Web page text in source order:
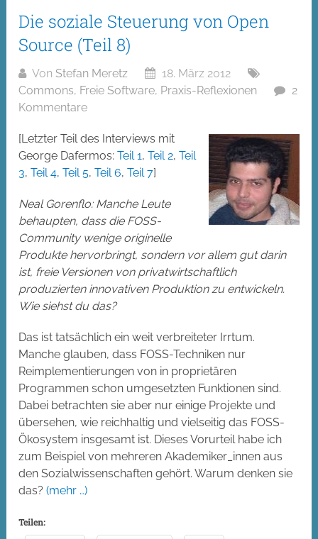
Die soziale Steuerung von Open
Source (Teil 8)
Von Stefan Meretz
18. März 2012
Commons, Freie Software, Praxis-Reflexionen
2
Kommentare
[Letzter Teil des Interviews mit
George Dafermos:Teil 1,Teil 2,Teil
3,Teil 4,Teil 5,Teil 6,Teil 7]
Neal Gorenflo: Manche Leute
behaupten, dass die FOSS-
Community wenige originelle
Produkte hervorbringt, sondern vor allem gut darin
ist, freie Versionen von privatwirtschaftlich
produzierten innovativen Produktion zu entwickeln.
Wie siehst du das?
Das ist tatsächlich ein weit verbreiteter Irrtum.
Manche glauben, dass FOSS-Techniken nur
Reimplementierungen von in proprietären
Programmen schon umgesetzten Funktionen sind.
Dabei betrachten sie aber nur einige Projekte und
übersehen, wie reichhaltig und vielseitig das FOSS-
Ökosystem insgesamt ist. Dieses Vorurteil habe ich
zum Beispiel von mehreren Akademiker_innen aus
den Sozialwissenschaften gehört. Warum denken sie
das?(mehr …)
Teilen: